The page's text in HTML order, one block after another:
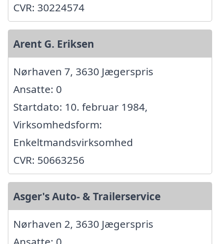
CVR: 30224574
Arent G. Eriksen
Nørhaven 7, 3630 Jægerspris
Ansatte: 0
Startdato: 10. februar 1984,
Virksomhedsform:
Enkeltmandsvirksomhed
CVR: 50663256
Asger's Auto- & Trailerservice
Nørhaven 2, 3630 Jægerspris